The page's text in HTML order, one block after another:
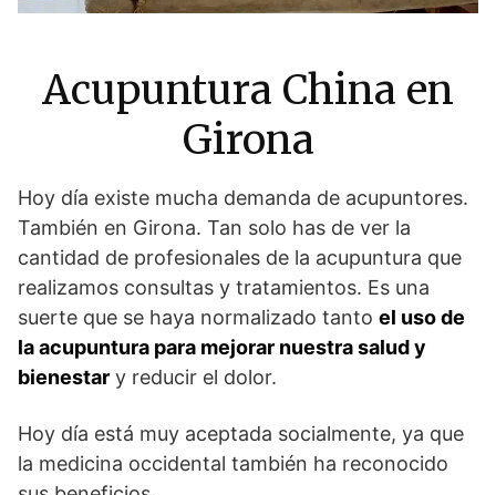
Acupuntura China en
Girona
Hoy día existe mucha demanda de acupuntores.
También en Girona. Tan solo has de ver la
cantidad de profesionales de la acupuntura que
realizamos consultas y tratamientos. Es una
suerte que se haya normalizado tanto el uso de
la acupuntura para mejorar nuestra salud y
bienestar y reducir el dolor.
Hoy día está muy aceptada socialmente, ya que
la medicina occidental también ha reconocido